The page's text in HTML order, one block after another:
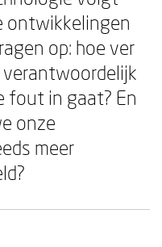
ontwikkelingen
op: hoe ver
verantwoordelijk
fout in gaat? En
onze
meer